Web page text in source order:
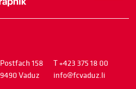
Postfach 158
9490 Vaduz
T +423 375 18 00
info@fcvaduz.li